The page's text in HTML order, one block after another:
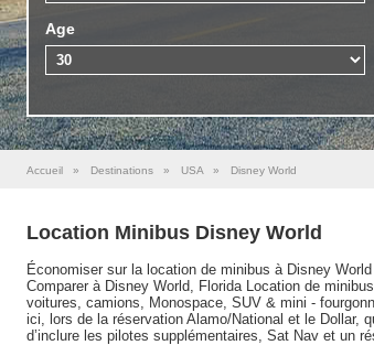
Age
Accueil » Destinations » USA » Disney World
Location Minibus Disney World
Économiser sur la location de minibus à Disney
Comparer à Disney World, Florida Location de
voitures, camions, Monospace, SUV & mini -
ici, lors de la réservation Alamo/National et le Dollar,
d’inclure les pilotes supplémentaires, Sat Nav et un